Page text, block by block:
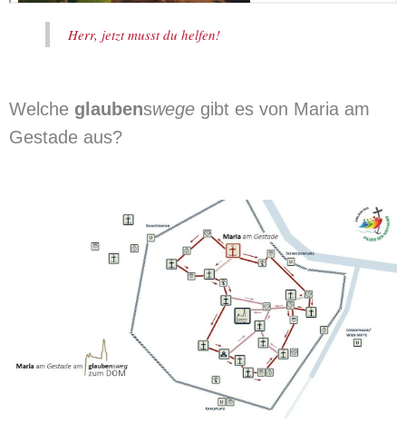
Herr, jetzt musst du helfen!
Welche glaubenswege gibt es von Maria am
Gestade aus?